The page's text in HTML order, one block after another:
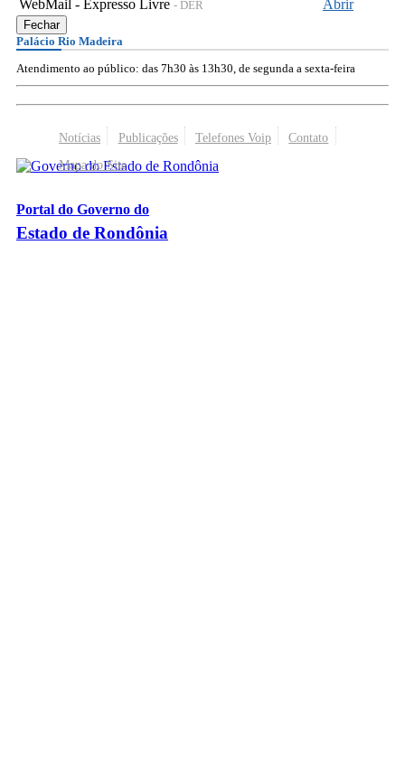
WebMail - Expresso Livre - DER Abrir
Fechar
Palácio Rio Madeira
Atendimento ao público: das 7h30 às 13h30, de segunda a sexta-feira
Notícias Publicações Telefones Voip
Contato
Mapa do Site
Portal do Governo do
Estado de Rondônia